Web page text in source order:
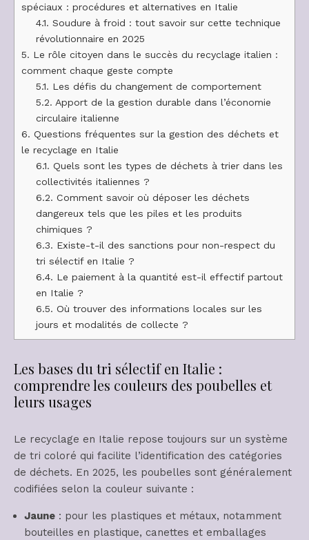
spéciaux : procédures et alternatives en Italie
4.1. Soudure à froid : tout savoir sur cette technique
révolutionnaire en 2025
5. Le rôle citoyen dans le succès du recyclage italien :
comment chaque geste compte
5.1. Les défis du changement de comportement
5.2. Apport de la gestion durable dans l’économie
circulaire italienne
6. Questions fréquentes sur la gestion des déchets et
le recyclage en Italie
6.1. Quels sont les types de déchets à trier dans les
collectivités italiennes ?
6.2. Comment savoir où déposer les déchets
dangereux tels que les piles et les produits
chimiques ?
6.3. Existe-t-il des sanctions pour non-respect du
tri sélectif en Italie ?
6.4. Le paiement à la quantité est-il effectif partout
en Italie ?
6.5. Où trouver des informations locales sur les
jours et modalités de collecte ?
Les bases du tri sélectif en Italie :
comprendre les couleurs des poubelles et
leurs usages
Le recyclage en Italie repose toujours sur un système
de tri coloré qui facilite l’identification des catégories
de déchets. En 2025, les poubelles sont généralement
codifiées selon la couleur suivante :
Jaune : pour les plastiques et métaux, notamment
bouteilles en plastique, canettes et emballages